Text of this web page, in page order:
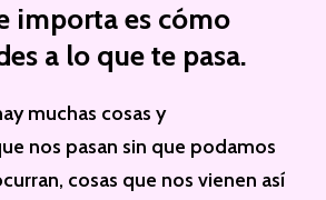
importa es cómo
a lo que te pasa.
muchas cosas y
nos pasan sin que podamos
cosas que nos vienen así